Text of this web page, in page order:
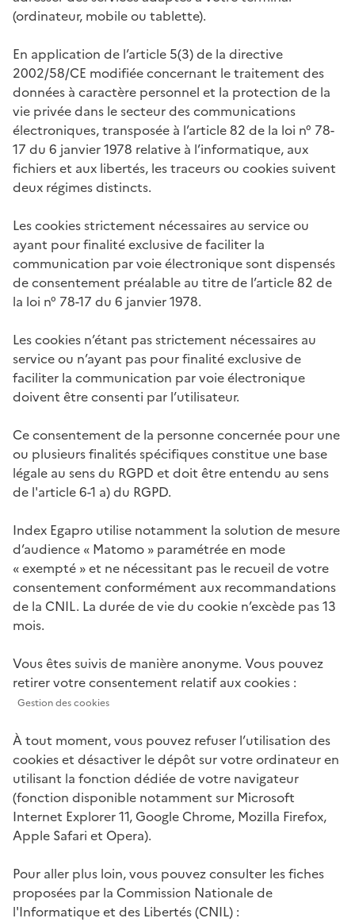
(ordinateur, mobile ou tablette).
En application de l’article 5(3) de la directive
2002/58/CE modifiée concernant le traitement des
données à caractère personnel et la protection de la
vie privée dans le secteur des communications
électroniques, transposée à l’article 82 de la loi n° 78-
17 du 6 janvier 1978 relative à l’informatique, aux
fichiers et aux libertés, les traceurs ou cookies suivent
deux régimes distincts.
Les cookies strictement nécessaires au service ou
ayant pour finalité exclusive de faciliter la
communication par voie électronique sont dispensés
de consentement préalable au titre de l’article 82 de
la loi n° 78-17 du 6 janvier 1978.
Les cookies n’étant pas strictement nécessaires au
service ou n’ayant pas pour finalité exclusive de
faciliter la communication par voie électronique
doivent être consenti par l’utilisateur.
Ce consentement de la personne concernée pour une
ou plusieurs finalités spécifiques constitue une base
légale au sens du RGPD et doit être entendu au sens
de l'article 6-1 a) du RGPD.
Index Egapro utilise notamment la solution de mesure
d’audience « Matomo » paramétrée en mode
« exempté » et ne nécessitant pas le recueil de votre
consentement conformément aux recommandations
de la CNIL. La durée de vie du cookie n’excède pas 13
mois.
Vous êtes suivis de manière anonyme. Vous pouvez
retirer votre consentement relatif aux cookies :
Gestion des cookies
À tout moment, vous pouvez refuser l’utilisation des
cookies et désactiver le dépôt sur votre ordinateur en
utilisant la fonction dédiée de votre navigateur
(fonction disponible notamment sur Microsoft
Internet Explorer 11, Google Chrome, Mozilla Firefox,
Apple Safari et Opera).
Pour aller plus loin, vous pouvez consulter les fiches
proposées par la Commission Nationale de
l'Informatique et des Libertés (CNIL) :